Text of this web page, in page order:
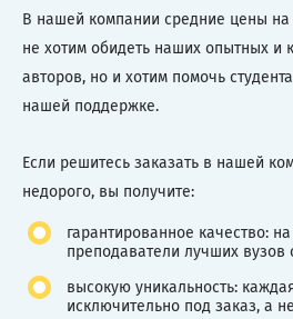
В нашей компании средние цены
не хотим обидеть наших опытных и
авторов, но и хотим помочь
нашей поддержке.
Если решитесь заказать в нашей
недорого, вы получите:
гарантированное качество:
преподаватели лучших вузов
высокую уникальность:
исключительно под заказ, а